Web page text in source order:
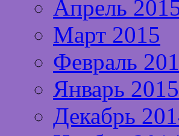
Апрель
Март 2015
Февраль
Январь 2015
Декабрь